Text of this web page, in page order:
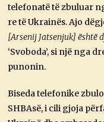
telefonatë të zbuluar
re të Ukrainës. Ajo
[Arsenij Jatsenjuk] është
‘Svoboda’, si një nga
punonin.
Biseda telefonike
SHBAsë, i cili gjoja